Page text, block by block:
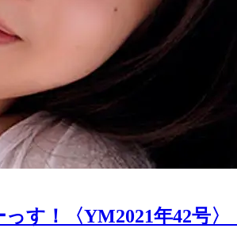
す！〈YM2021年42号〉